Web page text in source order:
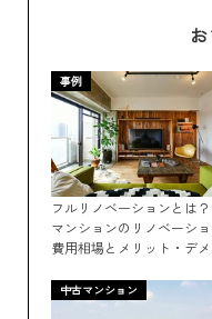
事例
フルリノベーションとは
マンションのリノベーシ
費用相場とメリット・デメ...
中古マンション